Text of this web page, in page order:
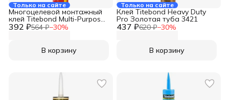
Только на сайте
392 ₽564 ₽−30%
Многоцелевой монтажный
клей Titebond Multi-Purpose
красный картридж 3451
В корзину
Только на сайте
437 ₽620 ₽−30%
Клей Titebond Heavy Duty
Pro Золотая туба 3421
В корзину